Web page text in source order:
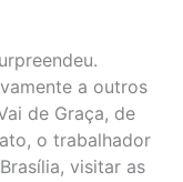
a outros
de Graça, de
o trabalhador
visitar as